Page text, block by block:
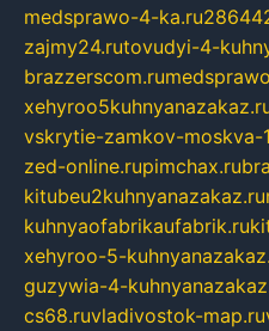
medsprawo-4-ka.ru
zajmy24.rutovudyi-4-
brazzerscom.ru
vskrytie-zamkov-moskva-
zed-online.rupimchax.ru
kitubeu2kuhnyanazakaz.ru
kuhnyaofabrikaufabrik.ru
xehyroo-5-
guzywia-4-
cs68.ruvladivostok-map.ru